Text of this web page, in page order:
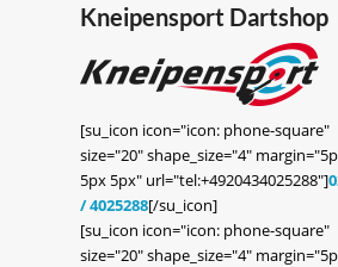
Kneipensport Dartshop
[su_icon icon="icon: phone-square"
size="20" shape_size="4"
5px 5px" url="tel:+4920434025288"]
/ 4025288[/su_icon]
[su_icon icon="icon: phone-square"
size="20" shape_size="4"